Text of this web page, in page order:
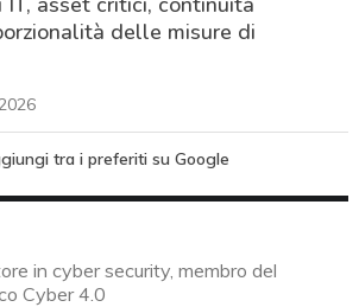
delle misure di
tra i preferiti su Google
in cyber security, membro del
Cyber 4.0